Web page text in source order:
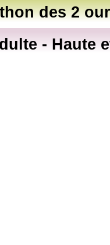
des 2
- Haute